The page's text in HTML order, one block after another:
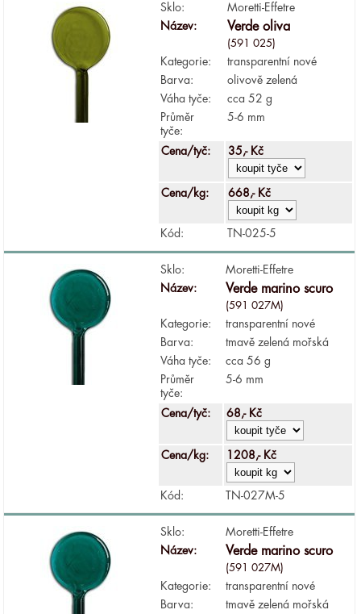
Sklo:
Moretti-Effetre
Název:
Verde oliva
(591 025)
Kategorie:
transparentní nové
Barva:
olivově zelená
Váha tyče:
cca 52 g
Průměr
tyče:
5-6 mm
Cena/tyč: 35,- Kč
Cena/kg: 668,- Kč
Kód: TN-025-5
Sklo:
Moretti-Effetre
Název:
Verde marino scuro
(591 027M)
Kategorie:
transparentní nové
Barva:
tmavě zelená mořská
Váha tyče:
cca 56 g
Průměr
tyče:
5-6 mm
Cena/tyč: 68,- Kč
Cena/kg: 1208,- Kč
Kód: TN-027M-5
Sklo:
Moretti-Effetre
Název:
Verde marino scuro
(591 027M)
Kategorie:
transparentní nové
Barva:
tmavě zelená mořská